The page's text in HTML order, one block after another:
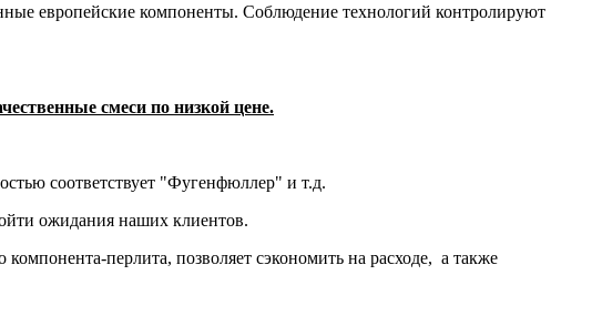
европейские компоненты. Соблюдение технологий контролируют
смеси по низкой цене.
соответствует "Фугенфюллер" и т.д.
ожидания наших клиентов.
перлита, позволяет сэкономить на расходе, а также